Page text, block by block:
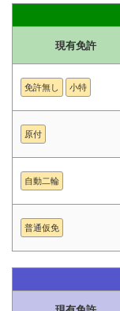
現有免許
免許無し 小特
原付
自動二輪
普通仮免